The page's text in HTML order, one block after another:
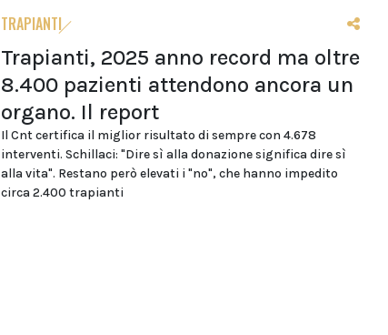
TRAPIANTI
Trapianti, 2025 anno record ma oltre
8.400 pazienti attendono ancora un
organo. Il report
Il Cnt certifica il miglior risultato di sempre con 4.678
interventi. Schillaci: "Dire sì alla donazione significa dire sì
alla vita". Restano però elevati i "no", che hanno impedito
circa 2.400 trapianti